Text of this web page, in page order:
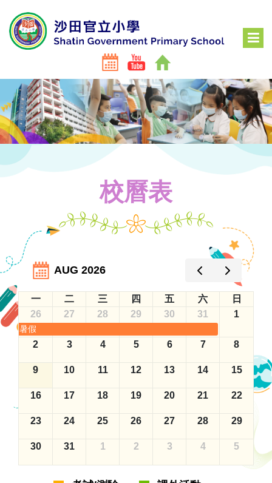
校曆表
AUG 2026
一 二 三 四 五 六
日
26
27 28 29 30 31 1
暑假
2 3 4 5 6 7 8
9 10 11 12 13 14 15
16 17 18 19 20 21 22
23 24 25 26 27 28 29
30 31 1 2 3 4 5